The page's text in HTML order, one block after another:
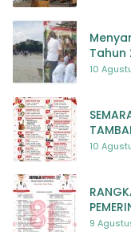
Tahun
10
10
9